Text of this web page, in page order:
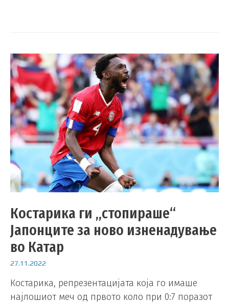
Костарика ги „стопираше“
Јапонците за ново изненадување
во Катар
27.11.2022
Костарика, репрезентацијата која го имаше
најлошиот меч од првото коло при 0:7 поразот